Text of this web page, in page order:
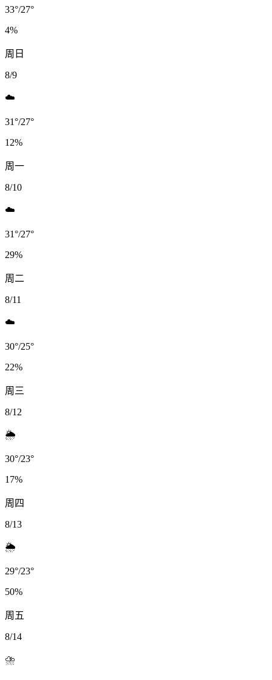
33°/27°
4%
周日
8/9
☁️
31°/27°
12%
周一
8/10
☁️
31°/27°
29%
周二
8/11
☁️
30°/25°
22%
周三
8/12
🌦️
30°/23°
17%
周四
8/13
🌦️
29°/23°
50%
周五
8/14
⛈️